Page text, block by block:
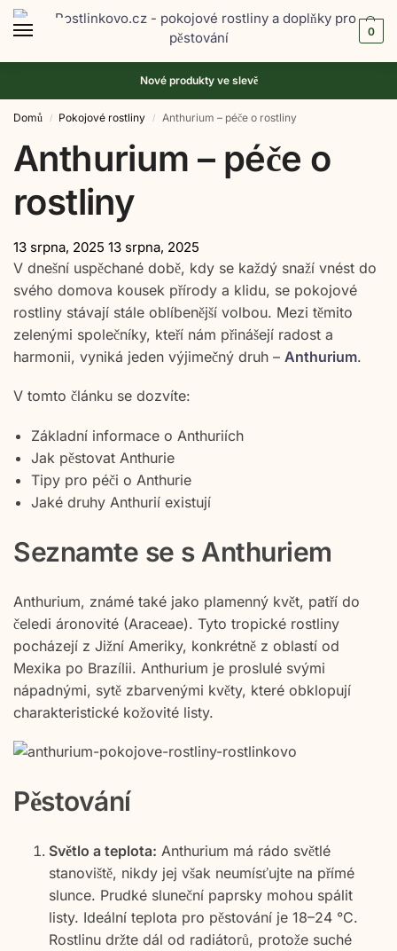
0
Nové produkty ve slevě
Domů / Pokojové rostliny / Anthurium – péče o rostliny
Anthurium – péče o
rostliny
13 srpna, 2025 13 srpna, 2025
V dnešní uspěchané době, kdy se každý snaží vnést do
svého domova kousek přírody a klidu, se pokojové
rostliny stávají stále oblíbenější volbou. Mezi těmito
zelenými společníky, kteří nám přinášejí radost a
harmonii, vyniká jeden výjimečný druh – Anthurium.
V tomto článku se dozvíte:
Základní informace o Anthuriích
Jak pěstovat Anthurie
Tipy pro péči o Anthurie
Jaké druhy Anthurií existují
Seznamte se s Anthuriem
Anthurium, známé také jako plamenný květ, patří do
čeledi áronovité (Araceae). Tyto tropické rostliny
pocházejí z Jižní Ameriky, konkrétně z oblastí od
Mexika po Brazílii. Anthurium je proslulé svými
nápadnými, sytě zbarvenými květy, které obklopují
charakteristické kožovité listy.
Pěstování
Světlo a teplota: Anthurium má rádo světlé
stanoviště, nikdy jej však neumísťujte na přímé
slunce. Prudké sluneční paprsky mohou spálit
listy. Ideální teplota pro pěstování je 18–24 °C.
Rostlinu držte dál od radiátorů, protože suché